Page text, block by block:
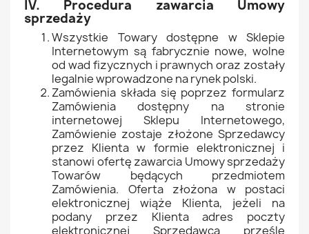
IV. Procedura zawarcia Umowy
sprzedaży
Wszystkie Towary dostępne w Sklepie
Internetowym są fabrycznie nowe, wolne
od wad fizycznych i prawnych oraz zostały
legalnie wprowadzone na rynek polski.
Zamówienia składa się poprzez formularz
Zamówienia dostępny na stronie
internetowej Sklepu Internetowego,
Zamówienie zostaje złożone Sprzedawcy
przez Klienta w formie elektronicznej i
stanowi ofertę zawarcia Umowy sprzedaży
Towarów będących przedmiotem
Zamówienia. Oferta złożona w postaci
elektronicznej wiąże Klienta, jeżeli na
podany przez Klienta adres poczty
elektronicznej Sprzedawca prześle